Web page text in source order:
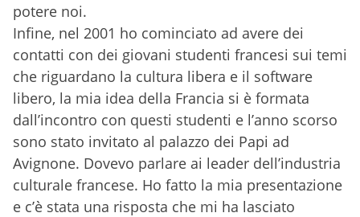
potere noi.
Infine, nel 2001 ho cominciato ad avere dei
contatti con dei giovani studenti francesi sui temi
che riguardano la cultura libera e il software
libero, la mia idea della Francia si è formata
dall’incontro con questi studenti e l’anno scorso
sono stato invitato al palazzo dei Papi ad
Avignone. Dovevo parlare ai leader dell’industria
culturale francese. Ho fatto la mia presentazione
e c’è stata una risposta che mi ha lasciato